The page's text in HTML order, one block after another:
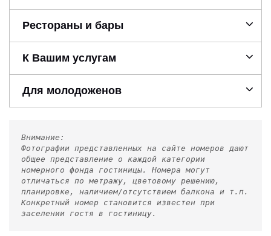
Рестораны и бары
К Вашим услугам
Для молодоженов
Внимание:
Фотографии представленных на сайте номеров дают
общее представление о каждой категории
номерного фонда гостиницы. Номера могут
отличаться по метражу, цветовому решению,
планировке, наличием/отсутствием балкона и т.п.
Конкретный номер становится известен при
заселении гостя в гостиницу.